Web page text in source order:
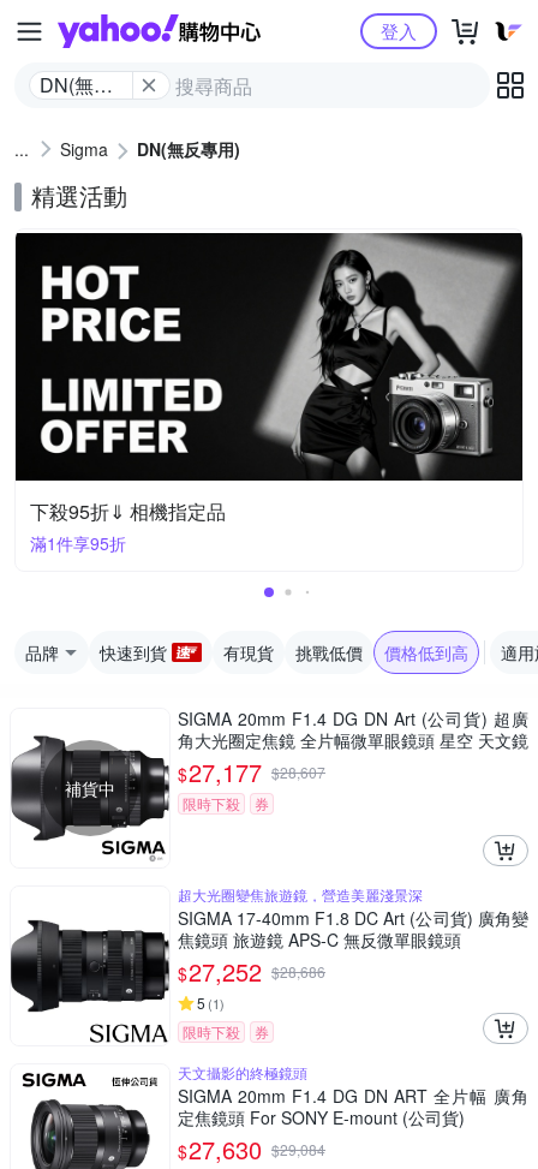
Yahoo購物中心
DN(無反
登入
Sigma DN(無反專用)
精選活動
下殺95折⇓ 相機指定品
滿1件享95折
品牌 快速到貨 有現貨 挑戰低價 價格低到高 適
補貨中
SIGMA 20mm F1.4 DG DN Art (公司貨) 超廣
角大光圈定焦鏡 全片幅微單眼鏡頭 星空 天文鏡
$27,177 $28,607
限時下殺
券
超大光圈變焦旅遊鏡，營造美麗淺景深
SIGMA 17-40mm F1.8 DC Art (公司貨) 廣角變
焦鏡頭 旅遊鏡 APS-C 無反微單眼鏡頭
$27,252 $28,686
5 (1)
限時下殺
券
天文攝影的終極鏡頭
SIGMA 20mm F1.4 DG DN ART 全片幅 廣角
定焦鏡頭 For SONY E-mount (公司貨)
$27,630 $29,084